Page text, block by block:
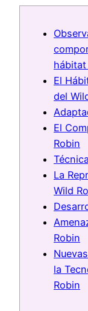
El
del
El
Robin
La
Wild
Robin
la
Robin